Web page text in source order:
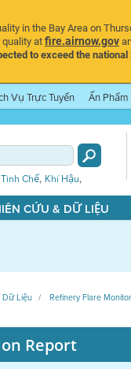
in the Bay Area on
atfire.airnow.gov
to exceed the
Vụ Trực Tuyến Ấn Phẩm
Chế, Khí Hậu,
CỨU & DỮ LIỆU
Dữ Liệu Refinery Flare
Report